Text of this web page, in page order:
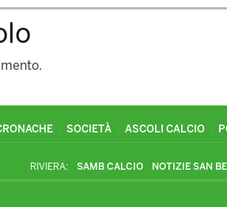
SOCIETÀ ASCOLI CALCIO
RIVIERA: SAMB CALCIO NOTIZIE SAN